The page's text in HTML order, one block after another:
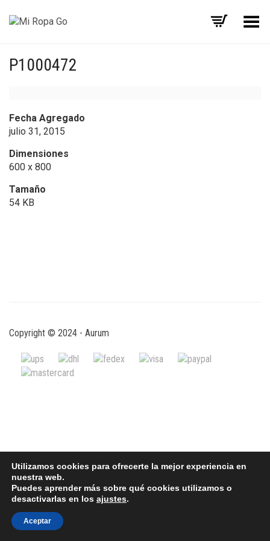
Menú
P1000472
Fecha Agregado
julio 31, 2015
Dimensiones
600 x 800
Tamaño
54 KB
Copyright © 2024 - Aurum
Utilizamos cookies para ofrecerte la mejor experiencia en
nuestra web.
Puedes aprender más sobre qué cookies utilizamos o
desactivarlas en los ajustes.
Aceptar